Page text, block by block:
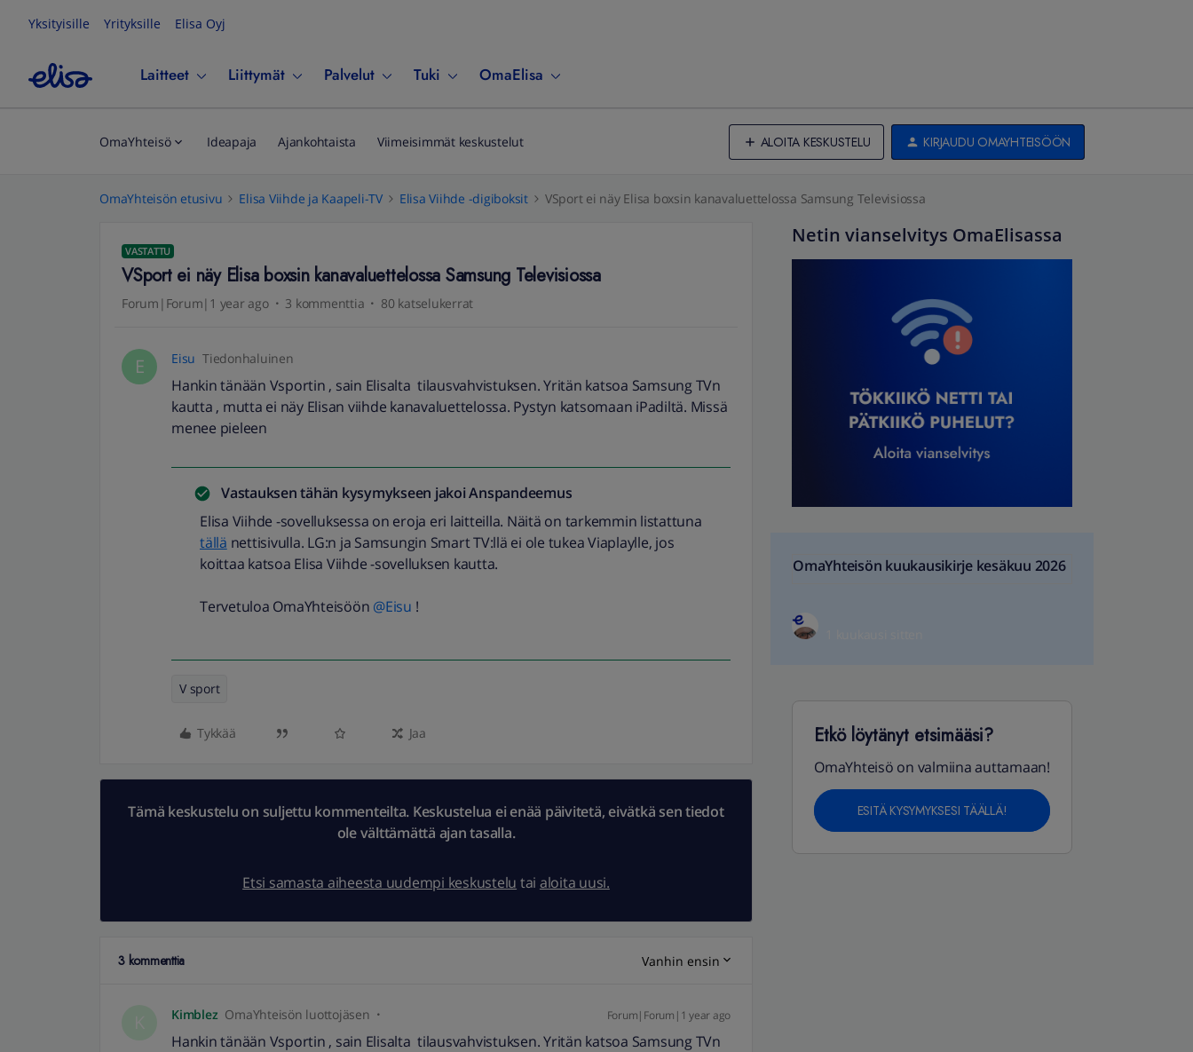
Yksityisille Yrityksille Elisa Oyj
Laitteet Liittymät Palvelut Tuki OmaElisa
OmaYhteisö Ideapaja Ajankohtaista Viimeisimmät keskustelut ALOITA KESKUSTELU KIRJAUDU OMAYHTEISÖÖN
OmaYhteisön etusivu Elisa Viihde ja Kaapeli-TV Elisa Viihde -digiboksit VSport ei näy Elisa boxsin kanavaluettelossa Samsung Televisiossa
VASTATTU
VSport ei näy Elisa boxsin kanavaluettelossa Samsung Televisiossa
Forum|Forum|1 year ago 3 kommenttia 80 katselukerrat
E Eisu Tiedonhaluinen
Hankin tänään Vsportin , sain Elisalta tilausvahvistuksen. Yritän katsoa Samsung TVn
kautta , mutta ei näy Elisan viihde kanavaluettelossa. Pystyn katsomaan iPadiltä. Missä
menee pieleen
Vastauksen tähän kysymykseen jakoiAnspandeemus
Elisa Viihde -sovelluksessa on eroja eri laitteilla. Näitä on tarkemmin listattuna
tällä nettisivulla. LG:n ja Samsungin Smart TV:llä ei ole tukea Viaplaylle, jos
koittaa katsoa Elisa Viihde -sovelluksen kautta.
Tervetuloa OmaYhteisöön ​ @Eisu !
V sport
Tykkää Jaa
Tämä keskustelu on suljettu kommenteilta. Keskustelua ei enää päivitetä, eivätkä sen tiedot
ole välttämättä ajan tasalla.
Etsi samasta aiheesta uudempi keskustelu tai aloita uusi.
3 kommenttia Vanhin ensin
Kimblez OmaYhteisön luottojäsen Forum|Forum|1 year ago
Hankin tänään Vsportin , sain Elisalta tilausvahvistuksen. Yritän katsoa Samsung TVn
Netin vianselvitys OmaElisassa
OmaYhteisön kuukausikirje kesäkuu 2026
Etkö löytänyt etsimääsi?
OmaYhteisö on valmiina auttamaan!
ESITÄ KYSYMYKSESI TÄÄLLÄ!